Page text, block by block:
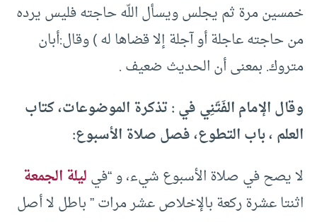
خمسين مرة ثم يجلس ويسأل اللّه حاجته فليس يرده
من حاجته عاجلة أو آجلة إلا قضاها له ) وقال:أبان
متروك. بمعنى أن الحديث ضعيف .
وقال الإمام الفَتّنِي في : تذكرة الموضوعات، كتاب
العلم ، باب التطوع، فصل صلاة الأسبوع:
لا يصح في صلاة الأسبوع شيء، و “فيليلة الجمعة
اثنتا عشرة ركعة بالإخلاص عشر مرات ” باطل لا أصل